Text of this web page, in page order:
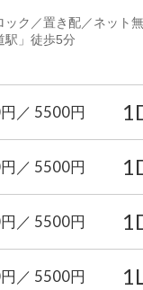
ック／置き配／ネット
駅」徒歩5分
／ 5500円
／ 5500円
／ 5500円
／ 5500円